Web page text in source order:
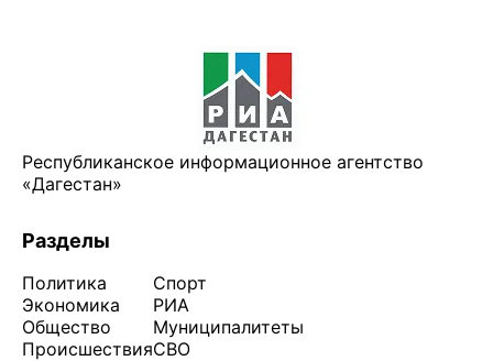
Республиканское информационное агентство
«Дагестан»
Разделы
Политика
Экономика
Общество
Происшествия
Спорт
РИА
Муниципалитеты
СВО